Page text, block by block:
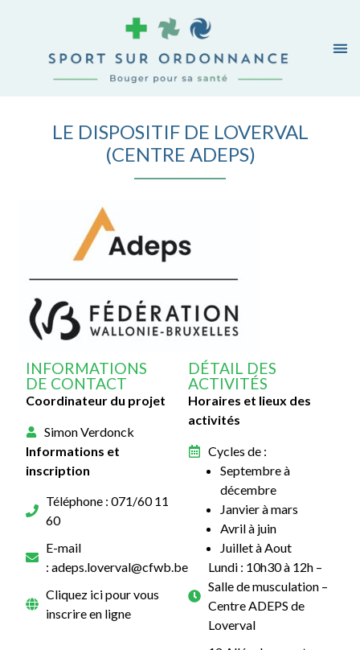
LE DISPOSITIF DE LOVERVAL
(CENTRE ADEPS)
INFORMATIONS
DE CONTACT
Coordinateur du projet
Simon Verdonck
Informations et
inscription
Téléphone : 071/60 11
60
E-mail
: adeps.loverval@cfwb.be
Cliquez ici pour vous
inscrire en ligne
DÉTAIL DES
ACTIVITÉS
Horaires et lieux des
activités
Cycles de :
Septembre à
décembre
Janvier à mars
Avril à juin
Juillet à Aout
Lundi : 10h30 à 12h –
Salle de musculation –
Centre ADEPS de
Loverval